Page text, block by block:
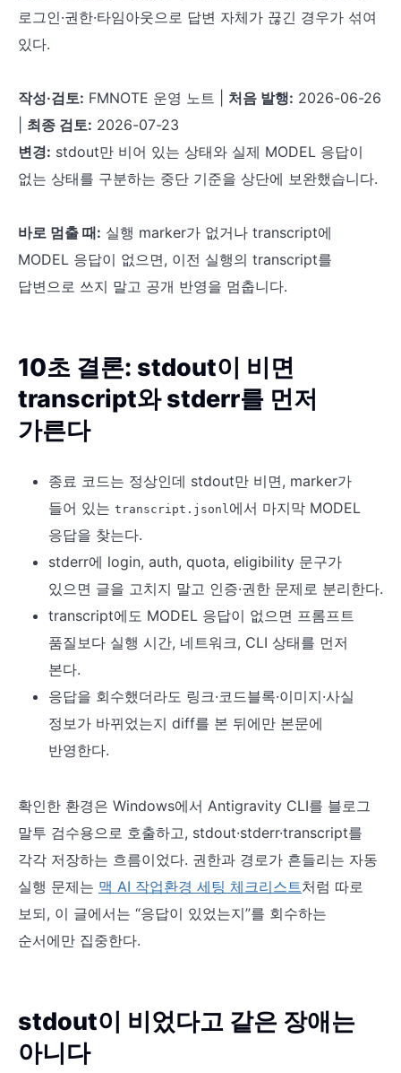
로그인·권한·타임아웃으로 답변 자체가 끊긴 경우가 섞여
있다.
작성·검토: FMNOTE 운영 노트 | 처음 발행: 2026-06-26
최종 검토: 2026-07-23
변경: stdout만 비어 있는 상태와 실제 MODEL 응답이
없는 상태를 구분하는 중단 기준을 상단에 보완했습니다.
바로 멈출 때: 실행 marker가 없거나 transcript에
MODEL 응답이 없으면, 이전 실행의 transcript를
답변으로 쓰지 말고 공개 반영을 멈춥니다.
10초 결론: stdout이 비면
transcript와 stderr를 먼저
가른다
종료 코드는 정상인데 stdout만 비면, marker가
들어 있는 transcript.jsonl에서 마지막 MODEL
응답을 찾는다.
stderr에 login, auth, quota, eligibility 문구가
있으면 글을 고치지 말고 인증·권한 문제로 분리한다.
transcript에도 MODEL 응답이 없으면 프롬프트
품질보다 실행 시간, 네트워크, CLI 상태를 먼저
본다.
응답을 회수했더라도 링크·코드블록·이미지·사실
정보가 바뀌었는지 diff를 본 뒤에만 본문에
반영한다.
확인한 환경은 Windows에서 Antigravity CLI를 블로그
말투 검수용으로 호출하고, stdout·stderr·transcript를
각각 저장하는 흐름이었다. 권한과 경로가 흔들리는 자동
실행 문제는 맥 AI 작업환경 세팅 체크리스트처럼 따로
보되, 이 글에서는 “응답이 있었는지”를 회수하는
순서에만 집중한다.
stdout이 비었다고 같은 장애는
아니다